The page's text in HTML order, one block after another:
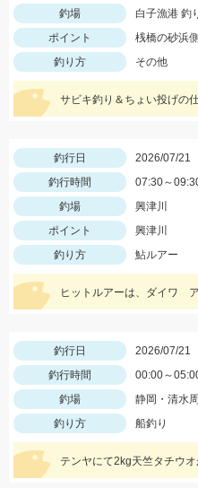
釣場
白子漁港 釣
ポイント
桟橋の砂浜
釣り方
その他
サビキ釣り＆ちょい投げの
釣行日
2026/07/21
釣行時間
07:30～
釣場
興津川
ポイント
興津川
釣り方
鮎ルアー
ヒットルアーは、ダイワ
釣行日
2026/07/21
釣行時間
00:00～
釣場
静岡・清水
釣り方
船釣り